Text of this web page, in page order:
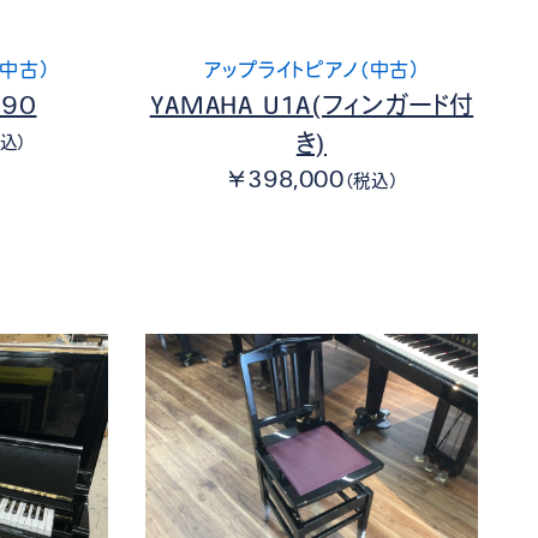
古）
）
アップライトピアノ（中古）
YAMAHA U1A(フィンガード付
き)
￥398,000 （税込）